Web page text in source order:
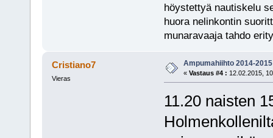
höystettyä nautiskelu
huora nelinkontin
munaravaaja tahdo
Cristiano7
Vieras
Ampumahiihto 2014-2015
« Vastaus #4 : 12.02.2015,
11.20 naisten